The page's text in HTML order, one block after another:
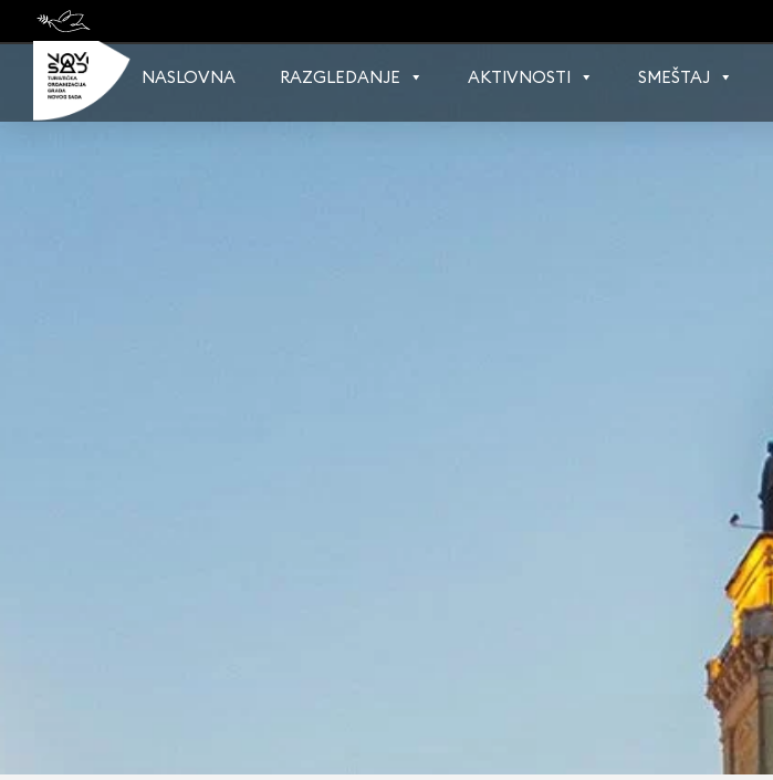
content
NASLOVNA RAZGLEDANJE AKTIVNOSTI SMEŠTAJ